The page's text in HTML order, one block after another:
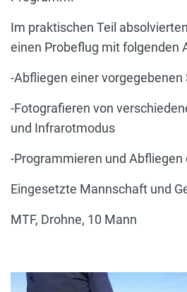
Im praktischen Teil
einen Probeflug mit folgenden
-Abfliegen einer vorgegebenen
-Fotografieren von
und Infrarotmodus
-Programmieren und
Eingesetzte Mannschaft und
MTF, Drohne, 10 Mann